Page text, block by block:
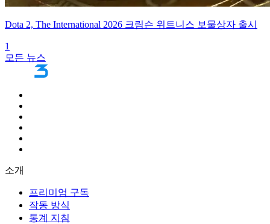
Dota 2, The International 2026 크림슨 위트니스 보물상자 출시
1
모든 뉴스
소개
프리미엄 구독
작동 방식
통계 지침